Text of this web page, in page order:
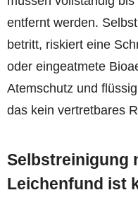
entfernt werden.
betritt, riskiert eine
oder eingeatmete
Atemschutz und
das kein vertretbares
Selbstreinigung
Leichenfund ist